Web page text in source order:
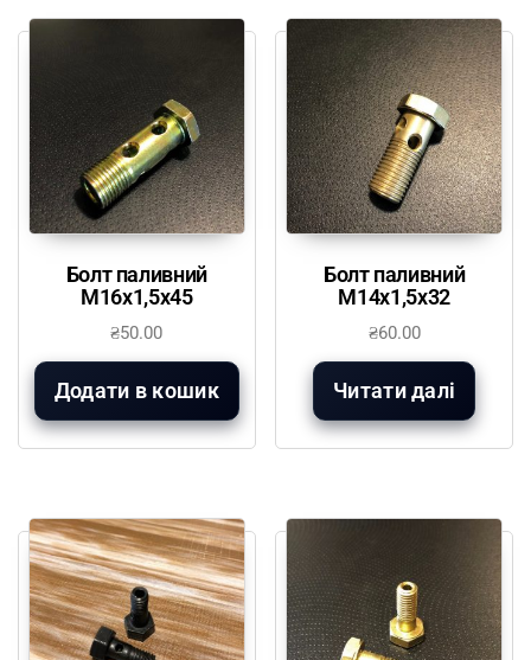
Болт паливний
М16х1,5х45
₴50.00
Додати в кошик
Болт паливний
М14х1,5х32
₴60.00
Читати далі